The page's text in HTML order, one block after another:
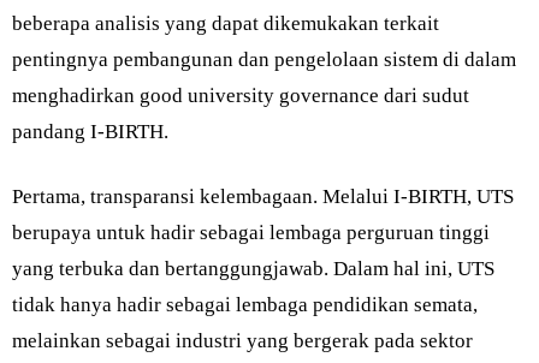
beberapa analisis yang dapat dikemukakan terkait
pentingnya pembangunan dan pengelolaan sistem di dalam
menghadirkan good university governance dari sudut
pandang I-BIRTH.
Pertama, transparansi kelembagaan. Melalui I-BIRTH, UTS
berupaya untuk hadir sebagai lembaga perguruan tinggi
yang terbuka dan bertanggungjawab. Dalam hal ini, UTS
tidak hanya hadir sebagai lembaga pendidikan semata,
melainkan sebagai industri yang bergerak pada sektor